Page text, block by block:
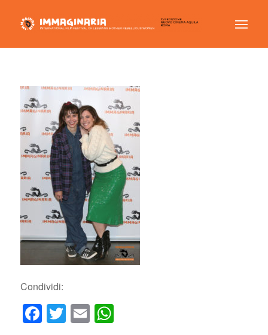
Condividi:
Facebook
Twitter
EmailWhatsApp